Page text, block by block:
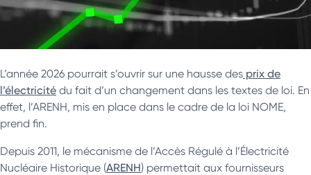
L’année 2026 pourrait s’ouvrir sur une hausse des prix de
l’électricité du fait d’un changement dans les textes de loi. En
effet, l’ARENH, mis en place dans le cadre de la loi NOME,
prend fin.
Depuis 2011, le mécanisme de l’Accès Régulé à l’Électricité
Nucléaire Historique (ARENH) permettait aux fournisseurs